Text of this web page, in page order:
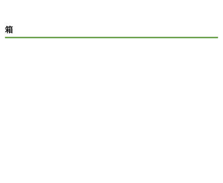
箱